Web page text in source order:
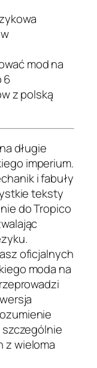
mod na
6
z polską
długie
imperium.
i fabuły
teksty
do Tropico
oficjalnych
moda na
z wieloma